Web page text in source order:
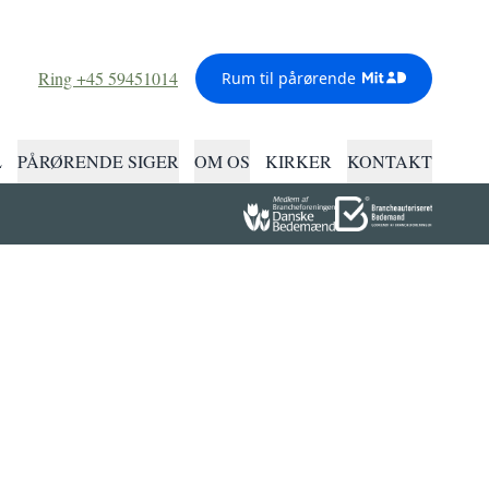
Ring +45 59451014 Rum til pårørende
PÅRØRENDE SIGER OM OS KIRKER KONTAKT